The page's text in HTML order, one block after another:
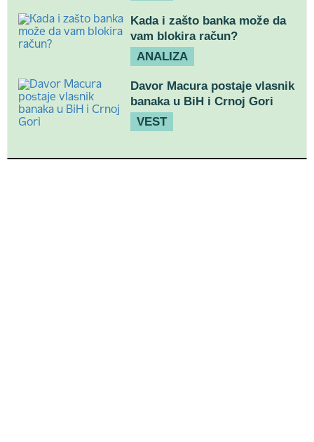
Kada i zašto banka može da
vam blokira račun?
ANALIZA
Davor Macura postaje vlasnik
banaka u BiH i Crnoj Gori
VEST